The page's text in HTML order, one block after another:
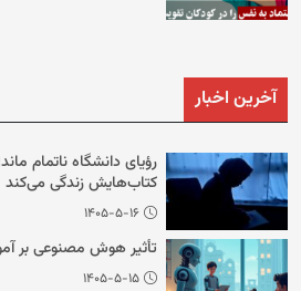
آخرین اخبار
رؤیای دانشگاه ناتمام
کتاب‌هایش زندگی می‌کند
۱۴۰۵-۵-۱۶
تأثیر هوش مصنوعی بر
۱۴۰۵-۵-۱۵